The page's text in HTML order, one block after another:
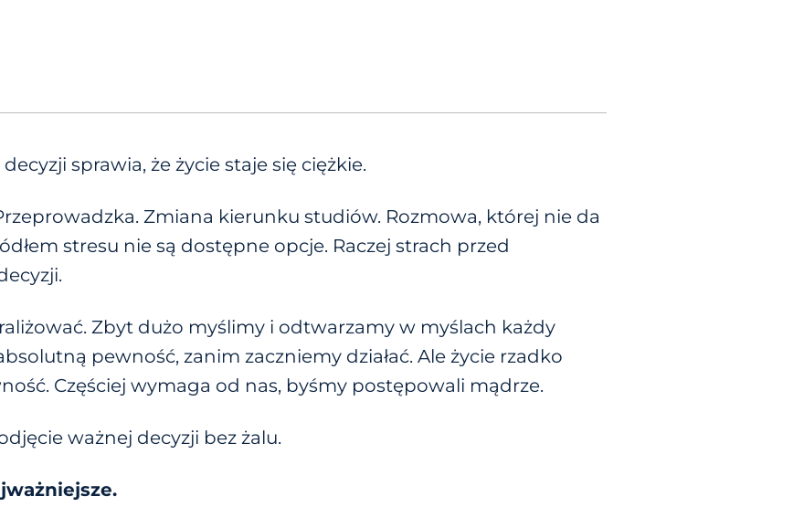
sprawia, że ​​życie staje się ciężkie.
Zmiana kierunku studiów. Rozmowa, której nie da
stresu nie są dostępne opcje. Raczej strach przed
Zbyt dużo myślimy i odtwarzamy w myślach każdy
pewność, zanim zaczniemy działać. Ale życie rzadko
Częściej wymaga od nas, byśmy postępowali mądrze.
ważnej decyzji bez żalu.